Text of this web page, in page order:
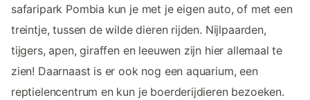
safaripark Pombia kun je met je eigen auto, of met een
treintje, tussen de wilde dieren rijden. Nijlpaarden,
tijgers, apen, giraffen en leeuwen zijn hier allemaal te
zien! Daarnaast is er ook nog een aquarium, een
reptielencentrum en kun je boerderijdieren bezoeken.